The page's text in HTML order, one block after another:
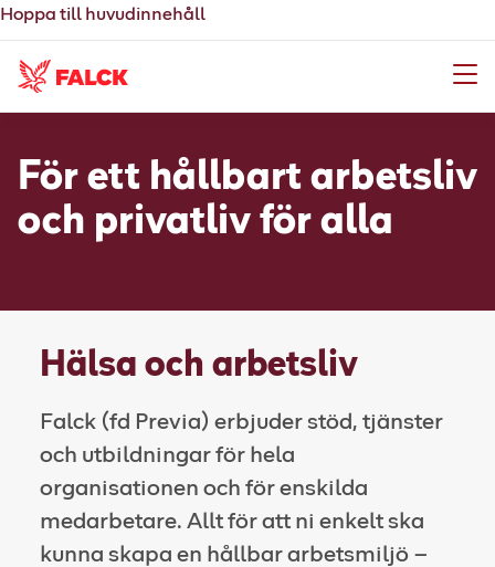
Hoppa till huvudinnehåll
Meny
För ett hållbart arbetsliv
och privatliv för alla
Hälsa och arbetsliv
Falck (fd Previa) erbjuder stöd, tjänster
och utbildningar för hela
organisationen och för enskilda
medarbetare. Allt för att ni enkelt ska
kunna skapa en hållbar arbetsmiljö ­­–